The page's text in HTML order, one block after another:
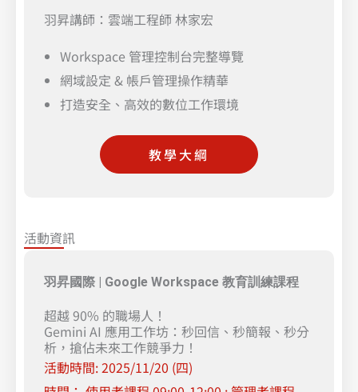
羽昇講師：雲端工程師 林家宏
Workspace 管理控制台完整導覽
網域設定 & 帳戶管理操作精華
打造安全、高效的數位工作環境
教學大綱
活動資訊
羽昇國際 | Google Workspace 教育訓練課程
超越 90% 的職場人！
Gemini AI 應用工作坊：秒回信、秒簡報、秒分
析，搶佔未來工作競爭力！
活動時間: 2025/11/20 (四)